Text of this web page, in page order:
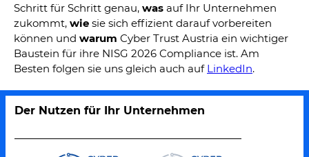
Schritt für Schritt genau, was auf Ihr Unternehmen
zukommt, wie sie sich effizient darauf vorbereiten
können und warum Cyber Trust Austria ein wichtiger
Baustein für ihre NISG 2026 Compliance ist. Am
Besten folgen sie uns gleich auch auf LinkedIn.
Der Nutzen für Ihr Unternehmen